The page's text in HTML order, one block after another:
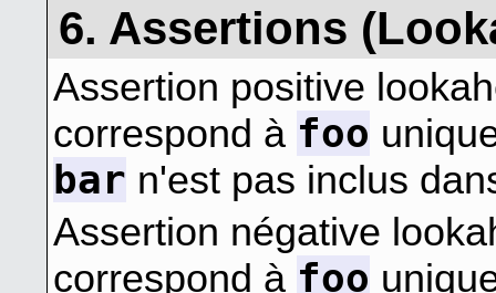
6. Assertions
Assertion positive
correspond à foo
bar n'est pas inclus
Assertion négative
correspond à foo